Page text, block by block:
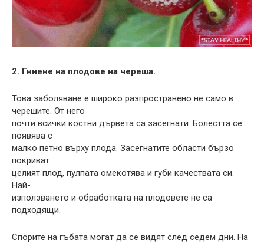
2. Гниене на плодове на череша.
Това заболяване е широко разпространено не само в
черешите. От него
почти всички костни дървета са засегнати. Болестта се
появява с
малко петно ​​върху плода. Засегнатите области бързо
покриват
целият плод, пулпата омекотява и губи качествата си.
Най-
използването и обработката на плодовете не са
подходящи.
Спорите на гъбата могат да се видят след седем дни. На